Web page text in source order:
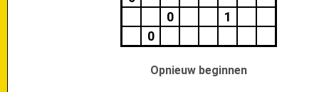
0
1
0
Opnieuw beginnen